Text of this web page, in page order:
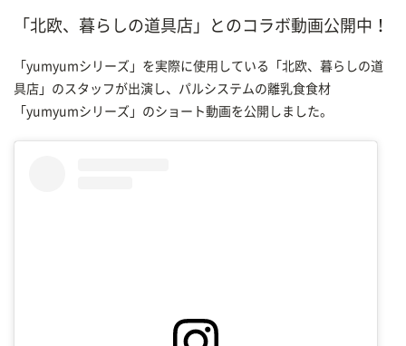
「北欧、暮らしの道具店」とのコラボ動画公開中！
「yumyumシリーズ」を実際に使用している「北欧、暮らしの道
具店」のスタッフが出演し、パルシステムの離乳食食材
「yumyumシリーズ」のショート動画を公開しました。